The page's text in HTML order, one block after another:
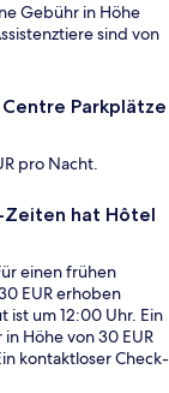
Gebühr in Höhe
sind von
Parkplätze
pro Nacht.
Zeiten hat Hôtel
einen frühen
EUR erhoben
um 12:00 Uhr. Ein
Höhe von 30 EUR
kontaktloser Check-